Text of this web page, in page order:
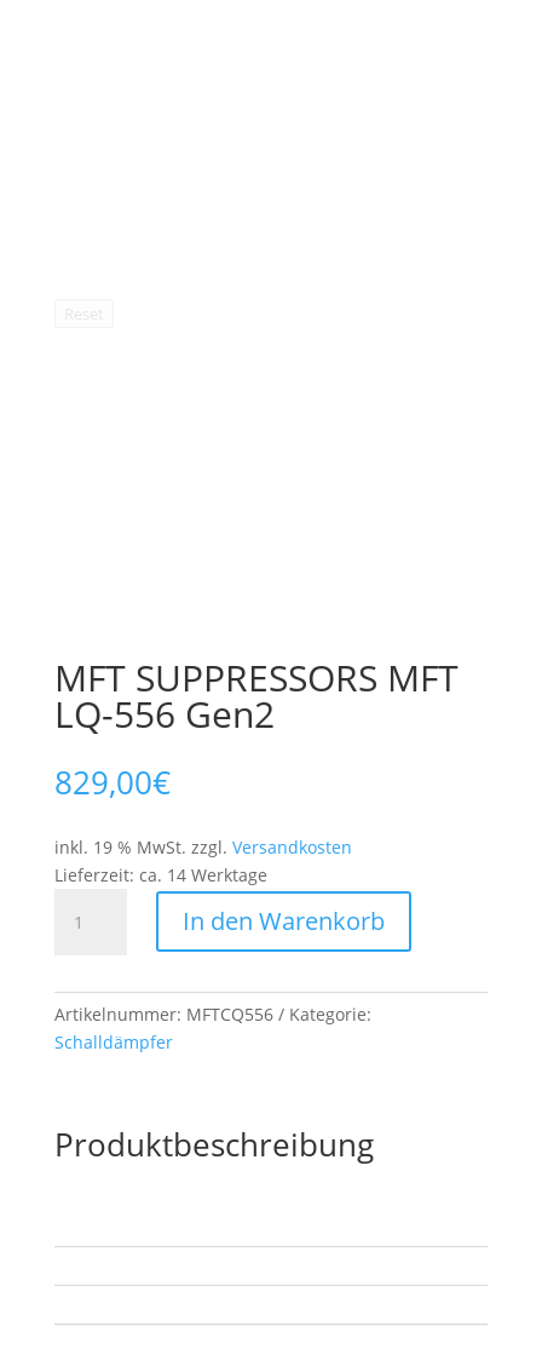
MFT SUPPRESSORS MFT
LQ-556 Gen2
829,00€
inkl. 19 % MwSt. zzgl. Versandkosten
Lieferzeit: ca. 14 Werktage
SUPPRESSORS
556
Gen2
In den Warenkorb
Artikelnummer: MFTCQ556
Kategorie:
Schalldämpfer
Produktbeschreibung